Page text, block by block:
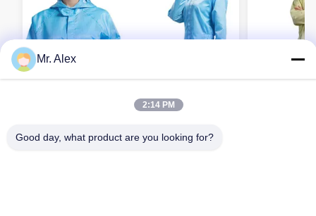
Mr. Alex
2:14 PM
Good day, what product are you looking for?